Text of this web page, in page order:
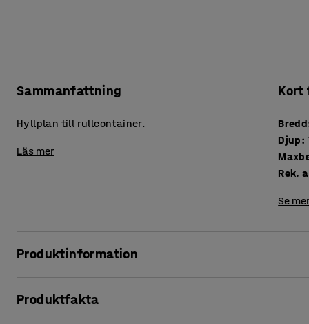
Sammanfattning
Hyllplan till rullcontainer.
Läs mer
Kort
Bredd
Djup:
Rek.
Se
Produktinformation
med ett praktiskt extra hyllplan som delar upp
Produktfakta